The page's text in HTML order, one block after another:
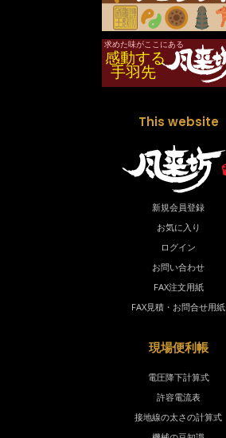
This website
新規会員登録
お気に入り
ログイン
お問い合わせ
FAX注文用紙
FAX見積・お問合せ用紙
現場便利帳
電圧降下計算式
許容電流表
接地線の太さの計算式